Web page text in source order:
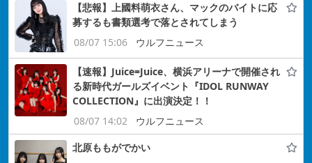
【悲報】上國料萌衣さん、マックのバイトに応
募するも書類選考で落とされてしまう
08/07 15:06
ウルフニュース
【速報】Juice=Juice、横浜アリーナで開催され
る新時代ガールズイベント『IDOL RUNWAY
COLLECTION』に出演決定！！
08/07 14:02
ウルフニュース
北原ももがでかい